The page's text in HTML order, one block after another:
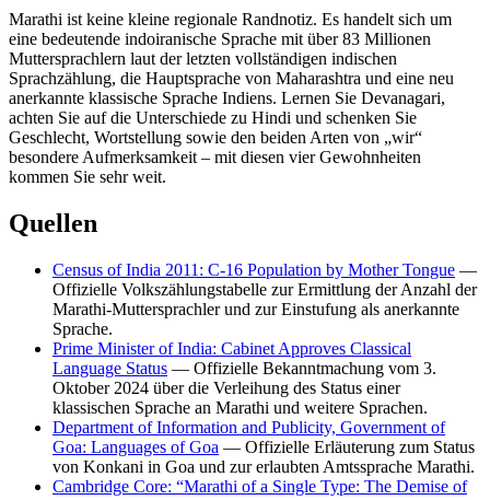
Marathi ist keine kleine regionale Randnotiz. Es handelt sich um
eine bedeutende indoiranische Sprache mit über 83 Millionen
Muttersprachlern laut der letzten vollständigen indischen
Sprachzählung, die Hauptsprache von Maharashtra und eine neu
anerkannte klassische Sprache Indiens. Lernen Sie Devanagari,
achten Sie auf die Unterschiede zu Hindi und schenken Sie
Geschlecht, Wortstellung sowie den beiden Arten von „wir“
besondere Aufmerksamkeit – mit diesen vier Gewohnheiten
kommen Sie sehr weit.
Quellen
Census of India 2011: C-16 Population by Mother Tongue —
Offizielle Volkszählungstabelle zur Ermittlung der Anzahl der
Marathi-Muttersprachler und zur Einstufung als anerkannte
Sprache.
Prime Minister of India: Cabinet Approves Classical
Language Status — Offizielle Bekanntmachung vom 3.
Oktober 2024 über die Verleihung des Status einer
klassischen Sprache an Marathi und weitere Sprachen.
Department of Information and Publicity, Government of
Goa: Languages of Goa — Offizielle Erläuterung zum Status
von Konkani in Goa und zur erlaubten Amtssprache Marathi.
Cambridge Core: “Marathi of a Single Type: The Demise of